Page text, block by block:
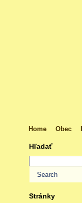
Home Obec
Hľadať
Stránky